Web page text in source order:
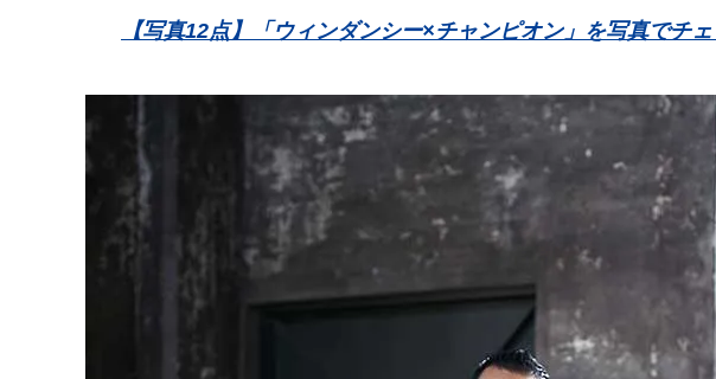
【写真12点】「ウィンダンシー×チャンピオン」を写真でチ